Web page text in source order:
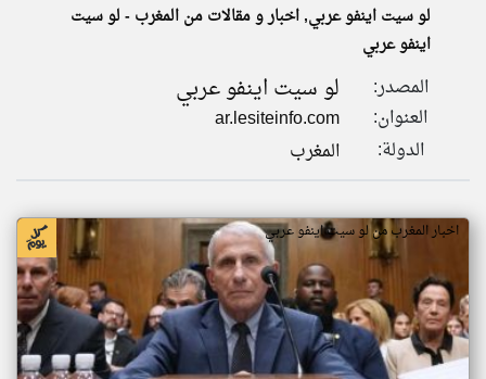
تغيير الدولة
مصادر الأخبار من المغرب
لو سيت اينفو عربي, اخبار و مقالات من المغرب - لو سيت
اينفو عربي
المصدر: لو سيت اينفو عربي
العنوان:
ar.lesiteinfo.com
الدولة:
المغرب
اخبار المغرب من لو سيت اينفو عربي
klyoum.com